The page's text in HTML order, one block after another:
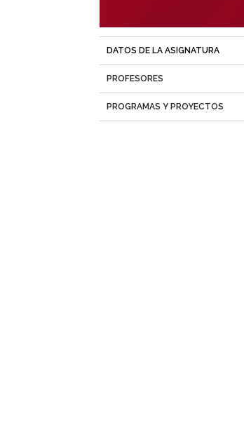
DATOS DE LA ASIGNATURA
activa)
PROFESORES
PROGRAMAS Y PROYECTOS